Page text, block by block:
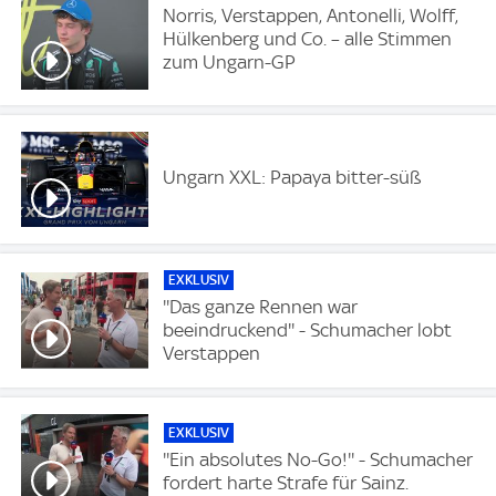
Norris, Verstappen, Antonelli, Wolff,
Hülkenberg und Co. – alle Stimmen
zum Ungarn-GP
Ungarn XXL: Papaya bitter-süß
EXKLUSIV
''Das ganze Rennen war
beeindruckend'' - Schumacher lobt
Verstappen
EXKLUSIV
''Ein absolutes No-Go!'' - Schumacher
fordert harte Strafe für Sainz.